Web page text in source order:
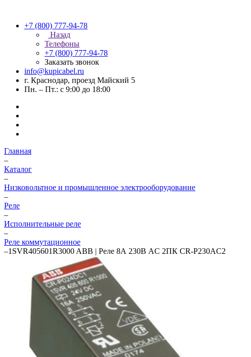
+7 (800) 777-94-78
Назад
Телефоны
+7 (800) 777-94-78
Заказать звонок
info@kupicabel.ru
г. Краснодар, проезд Майский 5
Пн. – Пт.: с 9:00 до 18:00
Главная
–
Каталог
–
Низковольтное и промышленное электрооборудование
–
Реле
–
Исполнительные реле
–
Реле коммутационное
–1SVR405601R3000 ABB | Реле 8А 230В AC 2ПК CR-P230AC2